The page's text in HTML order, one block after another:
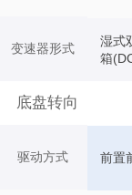
变速器形式
底盘转向
驱动方式
湿式
箱
前置